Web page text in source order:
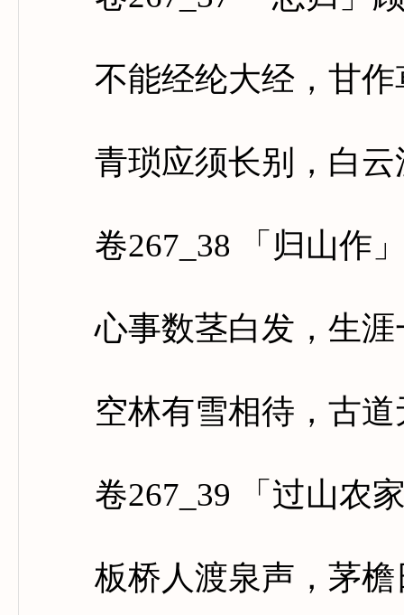
不能经纶大经，甘作
青琐应须长别，白云
卷267_38 「归山作
心事数茎白发，生涯
空林有雪相待，古道
卷267_39 「过山农
板桥人渡泉声，茅檐